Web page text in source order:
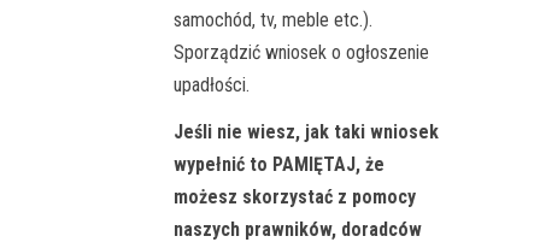
samochód, tv, meble etc.).
Sporządzić wniosek o ogłoszenie
upadłości.
Jeśli nie wiesz, jak taki wniosek
wypełnić to PAMIĘTAJ, że
możesz skorzystać z pomocy
naszych prawników, doradców